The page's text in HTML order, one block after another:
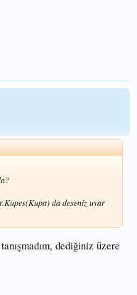
da deseniz uyar
dediğiniz üzere